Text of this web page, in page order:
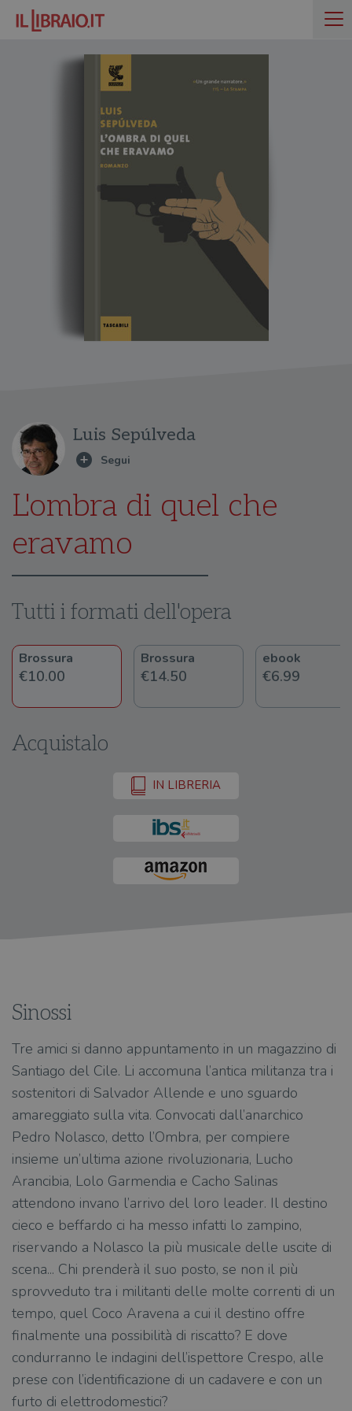
Luis Sepúlveda
L'ombra di quel che
eravamo
Tutti i formati dell'opera
Brossura
€10.00
Brossura
€14.50
ebook
€6.99
Acquistalo
IN LIBRERIA
Sinossi
Tre amici si danno appuntamento in un magazzino di
Santiago del Cile. Li accomuna l’antica militanza tra i
sostenitori di Salvador Allende e uno sguardo
amareggiato sulla vita. Convocati dall’anarchico
Pedro Nolasco, detto l’Ombra, per compiere
insieme un’ultima azione rivoluzionaria, Lucho
Arancibia, Lolo Garmendia e Cacho Salinas
attendono invano l’arrivo del loro leader. Il destino
cieco e beffardo ci ha messo infatti lo zampino,
riservando a Nolasco la più musicale delle uscite di
scena... Chi prenderà il suo posto, se non il più
sprovveduto tra i militanti delle molte correnti di un
tempo, quel Coco Aravena a cui il destino offre
finalmente una possibilità di riscatto? E dove
condurranno le indagini dell’ispettore Crespo, alle
prese con l’identificazione di un cadavere e con un
furto di elettrodomestici?